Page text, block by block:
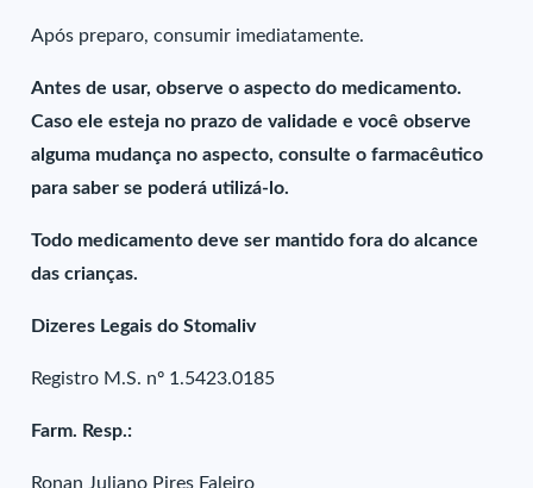
Após preparo, consumir imediatamente.
Antes de usar, observe o aspecto do medicamento.
Caso ele esteja no prazo de validade e você observe
alguma mudança no aspecto, consulte o farmacêutico
para saber se poderá utilizá-lo.
Todo medicamento deve ser mantido fora do alcance
das crianças.
Dizeres Legais do Stomaliv
Registro M.S. nº 1.5423.0185
Farm. Resp.:
Ronan Juliano Pires Faleiro